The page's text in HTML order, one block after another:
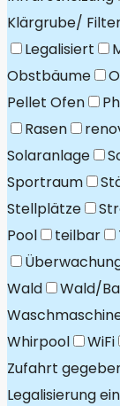
Klärgrube/
Legalisiert
Obstbäume
Pellet Ofen
Rasen
Solaranlage
Sportraum
Stellplätze
Pool
teilbar
Wald
Wald/
Whirpool
WiFi
Zufahrt
Legalisierung